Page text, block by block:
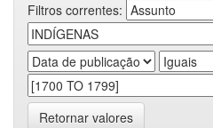
Filtros correntes:
Retornar valores